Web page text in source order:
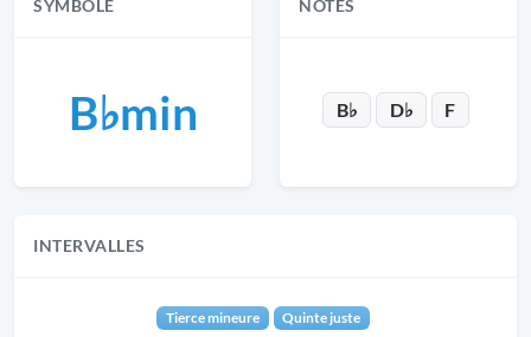
SYMBOLE
B♭min
NOTES
B♭ D♭ F
INTERVALLES
Tierce mineure Quinte juste